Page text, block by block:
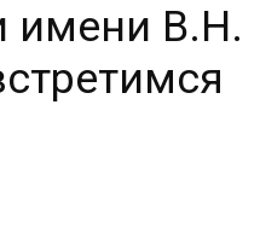
имени В.Н.